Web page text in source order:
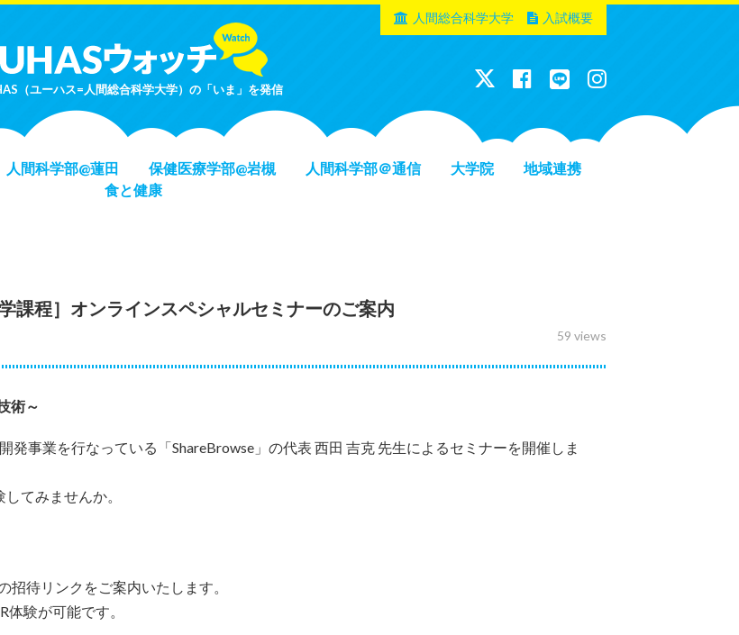
（ユーハス=人間総合科学大学）の「いま」を発信
人間科学部@蓮田 保健医療学部@岩槻 人間科学部＠通信 大学院
地域連携
食と健康
人間総合科学大学 入試概要
課程］オンラインスペシャルセミナーのご案内
59 views
術～
発事業を行なっている「ShareBrowse」の代表 西田 吉克 先生によるセミナーを開催しま
てみませんか。
待リンクをご案内いたします。
験が可能です。